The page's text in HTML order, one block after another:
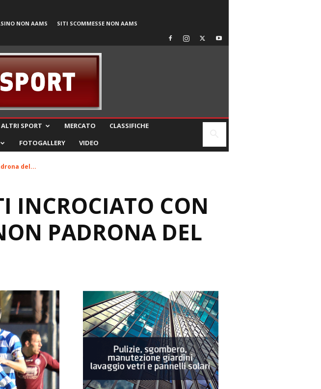
NON AAMS SITI SCOMMESSE NON AAMS
ALTRI SPORT MERCATO
CLASSIFICHE
FOTOGALLERY VIDEO
del...
INCROCIATO CON
PADRONA DEL